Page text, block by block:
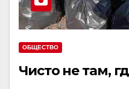
ОБЩЕСТВО
Чисто не там,